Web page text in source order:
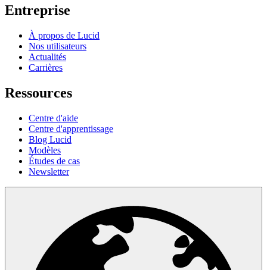
Entreprise
À propos de Lucid
Nos utilisateurs
Actualités
Carrières
Ressources
Centre d'aide
Centre d'apprentissage
Blog Lucid
Modèles
Études de cas
Newsletter